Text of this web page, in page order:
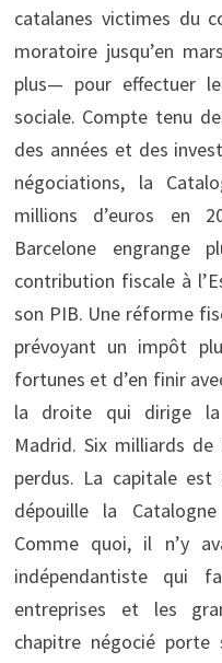
catalanes victimes du
moratoire jusqu’en
plus— pour effectuer
sociale. Compte tenu
des années et des
négociations, la
millions d’euros en
Barcelone
contribution fiscale à
son PIB. Une réforme
prévoyant un impôt
fortunes et d’en finir
la droite qui dirige la
Madrid. Six milliards
perdus. La capitale
dépouille la
Comme quoi, il n’y
indépendantiste qui
entreprises et les
chapitre négocié